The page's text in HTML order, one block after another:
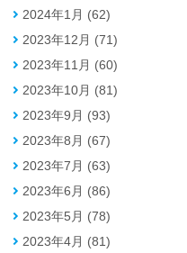
2024年1月 (62)
2023年12月 (71)
2023年11月 (60)
2023年10月 (81)
2023年9月 (93)
2023年8月 (67)
2023年7月 (63)
2023年6月 (86)
2023年5月 (78)
2023年4月 (81)